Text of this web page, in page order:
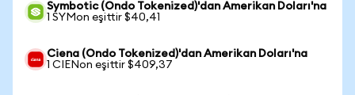
Symbotic (Ondo Tokenized)'dan Amerikan Doları'na
1 SYMon eşittir $40,41
Ciena (Ondo Tokenized)'dan Amerikan Doları'na
1 CIENon eşittir $409,37